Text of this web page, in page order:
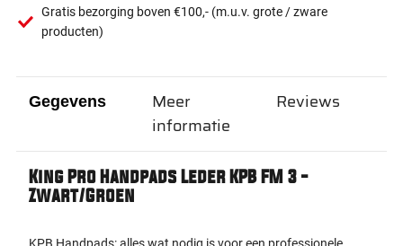
Gratis bezorging boven €100,- (m.u.v. grote / zware
producten)
Gegevens
King Pro Handpads Leder KPB FM 3 -
Zwart/Groen
Meer
informatie
Reviews